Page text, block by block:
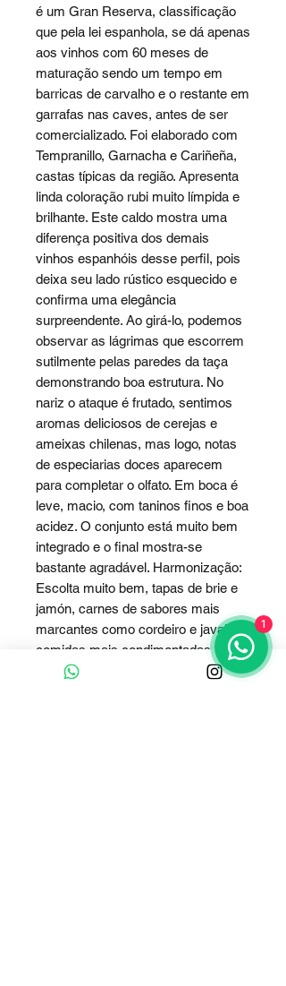
é um Gran Reserva, classificação
que pela lei espanhola, se dá apenas
aos vinhos com 60 meses de
maturação sendo um tempo em
barricas de carvalho e o restante em
garrafas nas caves, antes de ser
comercializado. Foi elaborado com
Tempranillo, Garnacha e Cariñeña,
castas típicas da região. Apresenta
linda coloração rubi muito límpida e
brilhante. Este caldo mostra uma
diferença positiva dos demais
vinhos espanhóis desse perfil, pois
deixa seu lado rústico esquecido e
confirma uma elegância
surpreendente. Ao girá-lo, podemos
observar as lágrimas que escorrem
sutilmente pelas paredes da taça
demonstrando boa estrutura. No
nariz o ataque é frutado, sentimos
aromas deliciosos de cerejas e
ameixas chilenas, mas logo, notas
de especiarias doces aparecem
para completar o olfato. Em boca é
leve, macio, com taninos finos e boa
acidez. O conjunto está muito bem
integrado e o final mostra-se
bastante agradável. Harmonização:
Escolta muito bem, tapas de brie e
jamón, carnes de sabores mais
marcantes como cordeiro e javali e
comidas mais condimentadas como
a tailandesa. Consumir a 18°C e
1